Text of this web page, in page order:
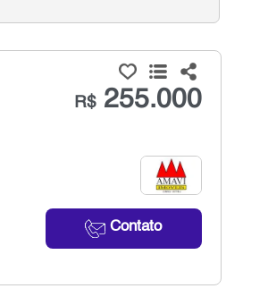
R$255.000
Contato